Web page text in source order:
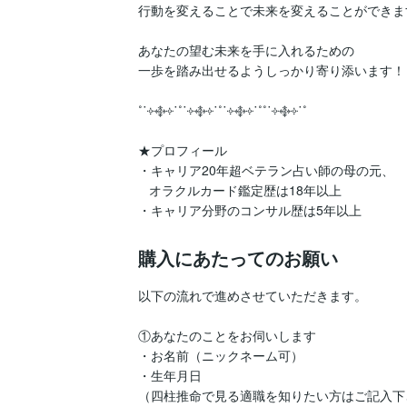
行動を変えることで未来を変えることができま
あなたの望む未来を手に入れるための
一歩を踏み出せるようしっかり寄り添います！
˚˙༓࿇༓˙˚˙༓࿇༓˙˚˙༓࿇༓˙˚˚˙༓࿇༓˙˚
★プロフィール
・キャリア20年超ベテラン占い師の母の元、
購入にあたってのお願い
以下の流れで進めさせていただきます。
①あなたのことをお伺いします
・お名前（ニックネーム可）
・生年月日
（四柱推命で見る適職を知りたい方はご記入